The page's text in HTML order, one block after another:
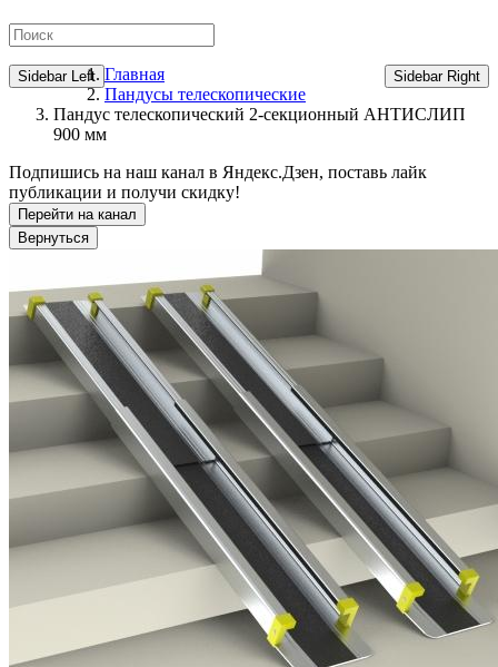
Sidebar Left Sidebar Right
Главная
Пандусы телескопические
Пандус телескопический 2-секционный АНТИСЛИП
900 мм
Подпишись на наш канал в Яндекс.Дзен, поставь лайк
публикации и получи скидку!